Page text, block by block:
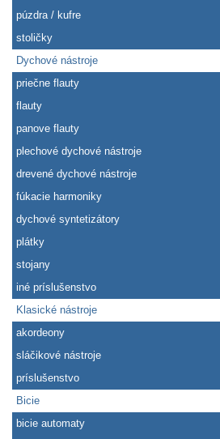
púzdra / kufre
stoličky
Dychové nástroje
priečne flauty
flauty
panove flauty
plechové dychové nástroje
drevené dychové nástroje
fúkacie harmoniky
dychové syntetizátory
plátky
stojany
iné príslušenstvo
Klasické nástroje
akordeony
sláčikové nástroje
príslušenstvo
Bicie
bicie automaty